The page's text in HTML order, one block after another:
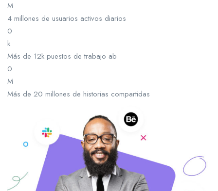
M
4 millones de usuarios activos diarios
0
k
Más de 12k puestos de trabajo ab
0
M
Más de 20 millones de historias compartidas